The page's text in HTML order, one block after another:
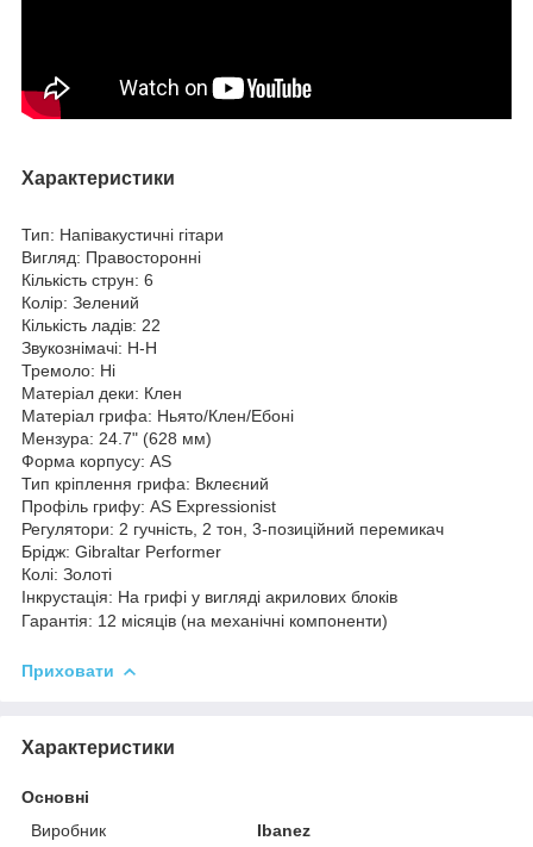
Характеристики
Тип: Напівакустичні гітари
Вигляд: Правосторонні
Кількість струн: 6
Колір: Зелений
Кількість ладів: 22
Звукознімачі: H-H
Тремоло: Ні
Матеріал деки: Клен
Матеріал грифа: Ньято/Клен/Ебоні
Мензура: 24.7" (628 мм)
Форма корпусу: AS
Тип кріплення грифа: Вклеєний
Профіль грифу: AS Expressionist
Регулятори: 2 гучність, 2 тон, 3-позиційний перемикач
Брідж: Gibraltar Performer
Колі: Золоті
Інкрустація: На грифі у вигляді акрилових блоків
Гарантія: 12 місяців (на механічні компоненти)
Приховати
Характеристики
Основні
Виробник
Ibanez